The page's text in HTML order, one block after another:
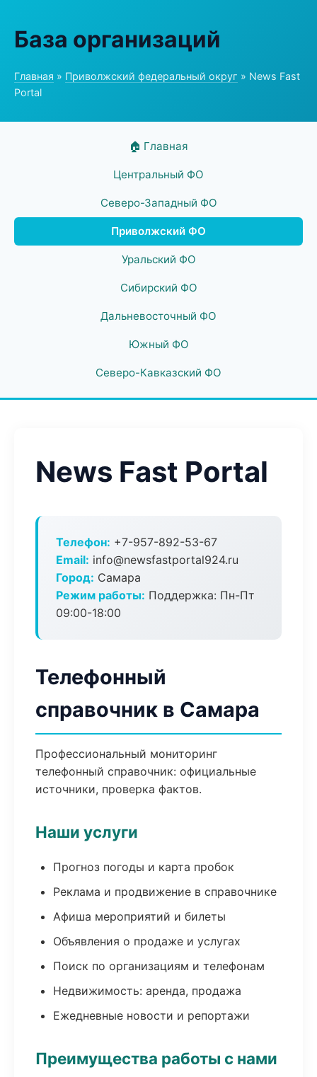
База организаций
Главная » Приволжский федеральный округ » News Fast
Portal
🏠 Главная
Центральный ФО
Северо-Западный ФО
Приволжский ФО
Уральский ФО
Сибирский ФО
Дальневосточный ФО
Южный ФО
Северо-Кавказский ФО
News Fast Portal
Телефон: +7-957-892-53-67
Email: info@newsfastportal924.ru
Город: Самара
Режим работы: Поддержка: Пн-Пт
09:00-18:00
Телефонный
справочник в Самара
Профессиональный мониторинг
телефонный справочник: официальные
источники, проверка фактов.
Наши услуги
Прогноз погоды и карта пробок
Реклама и продвижение в справочнике
Афиша мероприятий и билеты
Объявления о продаже и услугах
Поиск по организациям и телефонам
Недвижимость: аренда, продажа
Ежедневные новости и репортажи
Преимущества работы с нами